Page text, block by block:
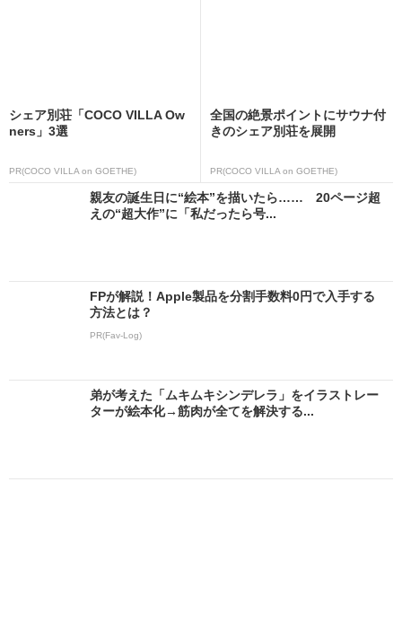
シェア別荘「COCO VILLA Ow
ners」3選
PR(COCO VILLA on GOETHE)
全国の絶景ポイントにサウナ付
きのシェア別荘を展開
PR(COCO VILLA on GOETHE)
親友の誕生日に“絵本”を描いたら…… 20ページ超
えの“超大作”に「私だったら号...
FPが解説！Apple製品を分割手数料0円で入手する
方法とは？
PR(Fav-Log)
弟が考えた「ムキムキシンデレラ」をイラストレー
ターが絵本化→筋肉が全てを解決する...